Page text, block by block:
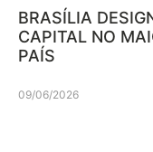
BRASÍLIA
CAPITAL NO
PAÍS
09/06/2026